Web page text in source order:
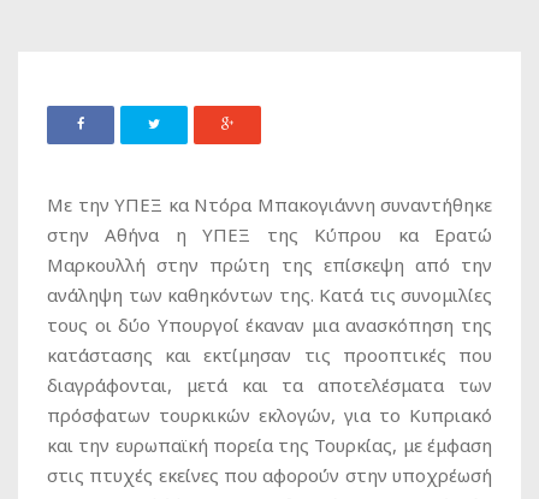
Με την ΥΠΕΞ κα Ντόρα Μπακογιάννη συναντήθηκε
στην Αθήνα η ΥΠΕΞ της Κύπρου κα Ερατώ
Μαρκουλλή στην πρώτη της επίσκεψη από την
ανάληψη των καθηκόντων της. Κατά τις συνομιλίες
τους οι δύο Υπουργοί έκαναν μια ανασκόπηση της
κατάστασης και εκτίμησαν τις προοπτικές που
διαγράφονται, μετά και τα αποτελέσματα των
πρόσφατων τουρκικών εκλογών, για το Κυπριακό
και την ευρωπαϊκή πορεία της Τουρκίας, με έμφαση
στις πτυχές εκείνες που αφορούν στην υποχρέωσή